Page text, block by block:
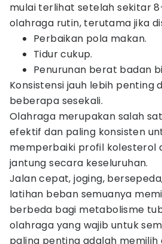
mulai terlihat setelah sekitar
olahraga rutin, terutama jika
Perbaikan pola makan.
Tidur cukup.
Penurunan berat badan
Konsistensi jauh lebih penting
beberapa sesekali.
Olahraga merupakan salah
efektif dan paling konsisten
memperbaiki profil kolesterol
jantung secara keseluruhan.
Jalan cepat, joging,
latihan beban semuanya
berbeda bagi metabolisme
olahraga yang wajib untuk
paling penting adalah